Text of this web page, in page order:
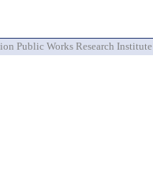
Public Works Research Institute